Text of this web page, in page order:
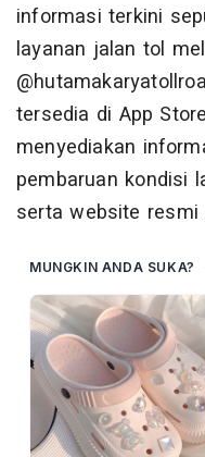
informasi terkini
layanan jalan tol
tersedia di App
menyediakan
pembaruan kondisi
serta website resmi